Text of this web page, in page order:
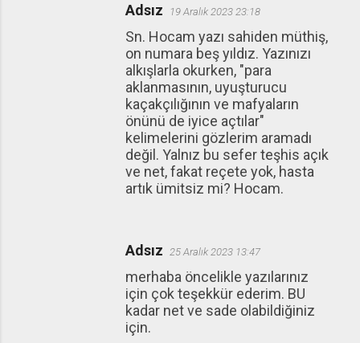
Adsız 19 Aralık 2023 23:18
Sn. Hocam yazı sahiden müthiş,
on numara beş yıldız. Yazınızı
alkışlarla okurken, "para
aklanmasının, uyuşturucu
kaçakçılığının ve mafyaların
önünü de iyice açtılar"
kelimelerini gözlerim aramadı
değil. Yalnız bu sefer teşhis açık
ve net, fakat reçete yok, hasta
artık ümitsiz mi? Hocam.
Adsız 25 Aralık 2023 13:47
merhaba öncelikle yazılarınız
için çok teşekkür ederim. BU
kadar net ve sade olabildiğiniz
için.